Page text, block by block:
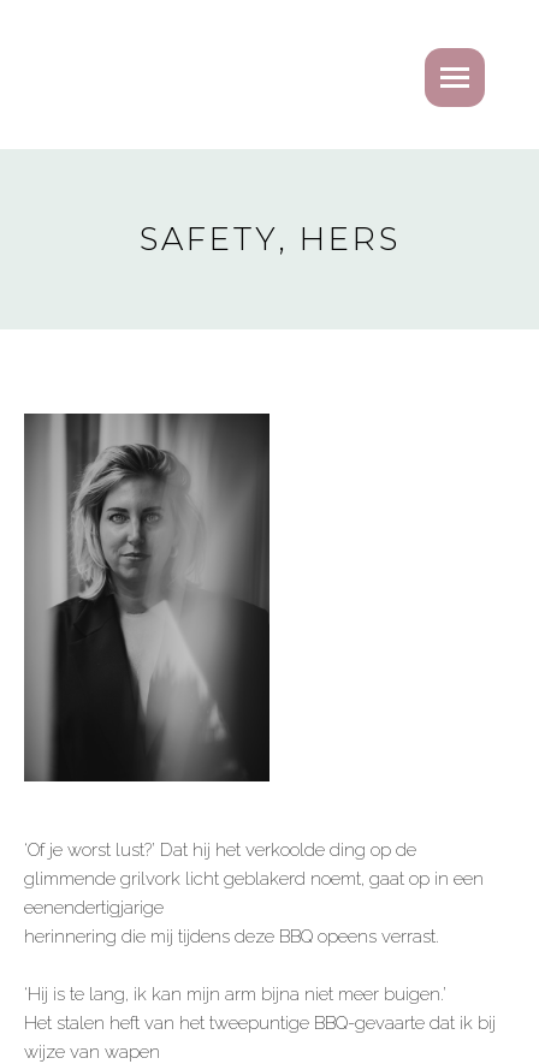
SAFETY, HERS
‘Of je worst lust?’ Dat hij het verkoolde ding op de
glimmende grilvork licht geblakerd noemt, gaat op in een
eenendertigjarige
herinnering die mij tijdens deze BBQ opeens verrast.
‘Hij is te lang, ik kan mijn arm bijna niet meer buigen.’
Het stalen heft van het tweepuntige BBQ-gevaarte dat ik bij
wijze van wapen